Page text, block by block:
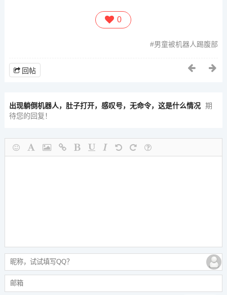
0
男童被机器人踢腹部
回帖
出现躺倒机器人，肚子打开，感叹号，无命令，这是什么情况 期
待您的回复！